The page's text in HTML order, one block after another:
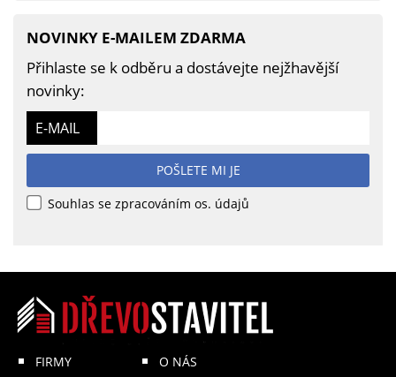
NOVINKY E-MAILEM ZDARMA
Přihlaste se k odběru a dostávejte nejžhavější
novinky:
E-MAIL
POŠLETE MI JE
Souhlas se zpracováním os. údajů
FIRMY
O NÁS